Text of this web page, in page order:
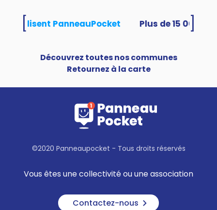
utilisent PanneauPocket
Découvrez toutes nos communes
Retournez à la carte
©2020 Panneaupocket - Tous droits réservés
Vous êtes une collectivité ou une association
Contactez-nous